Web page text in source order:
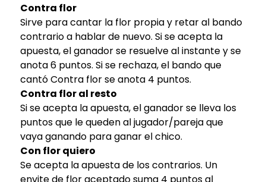
Contra flor
Sirve para cantar la flor propia y retar al bando
contrario a hablar de nuevo. Si se acepta la
apuesta, el ganador se resuelve al instante y se
anota 6 puntos. Si se rechaza, el bando que
cantó Contra flor se anota 4 puntos.
Contra flor al resto
Si se acepta la apuesta, el ganador se lleva los
puntos que le queden al jugador/pareja que
vaya ganando para ganar el chico.
Con flor quiero
Se acepta la apuesta de los contrarios. Un
envite de flor aceptado suma 4 puntos al